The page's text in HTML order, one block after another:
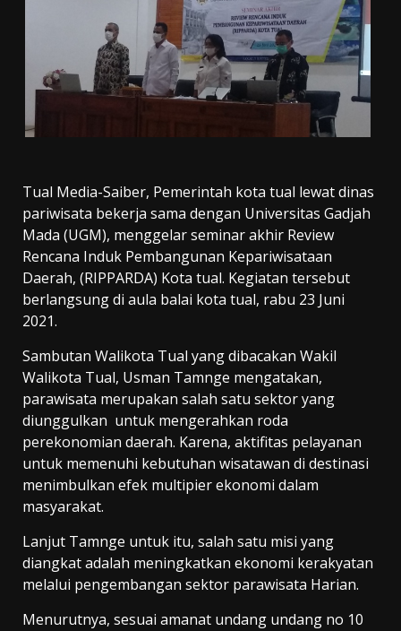
Tual Media-Saiber, Pemerintah kota tual lewat dinas
pariwisata bekerja sama dengan Universitas Gadjah
Mada (UGM), menggelar seminar akhir Review
Rencana Induk Pembangunan Kepariwisataan
Daerah, (RIPPARDA) Kota tual. Kegiatan tersebut
berlangsung di aula balai kota tual, rabu 23 Juni
2021.
Sambutan Walikota Tual yang dibacakan Wakil
Walikota Tual, Usman Tamnge mengatakan,
parawisata merupakan salah satu sektor yang
diunggulkan untuk mengerahkan roda
perekonomian daerah. Karena, aktifitas pelayanan
untuk memenuhi kebutuhan wisatawan di destinasi
menimbulkan efek multipier ekonomi dalam
masyarakat.
Lanjut Tamnge untuk itu, salah satu misi yang
diangkat adalah meningkatkan ekonomi kerakyatan
melalui pengembangan sektor parawisata Harian.
Menurutnya, sesuai amanat undang undang no 10